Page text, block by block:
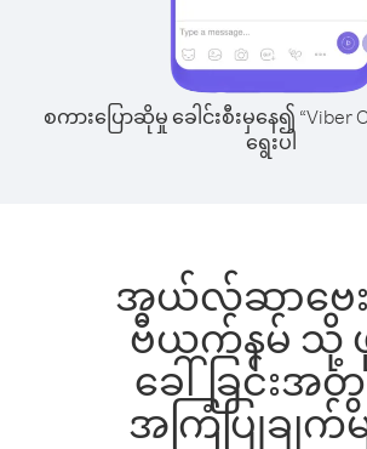
စကားပြောဆိုမှု ခေါင်းစီးမှနေ၍ “Viber
ရွေးပါ
အယ်လ်ဆာဗေး
ဗီယက်နမ် သို့
ခေါ်ခြင်းအ
အကြံပြုချက်မ